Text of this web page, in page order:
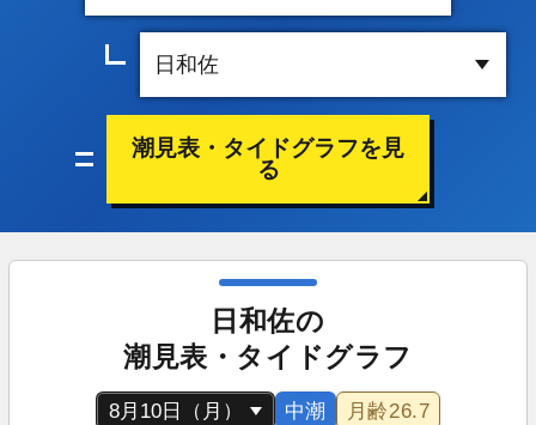
潮見表・タイドグラフを見
る
日和佐の
潮見表・タイドグラフ
中潮 月齢26.7